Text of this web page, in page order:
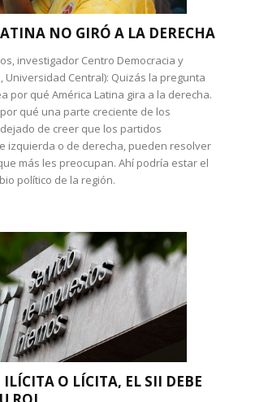
NO GIRÓ A LA DERECHA
investigador Centro Democracia y
Universidad Central): Quizás la pregunta
por qué América Latina gira a la derecha.
qué una parte creciente de los
de creer que los partidos
izquierda o de derecha, pueden resolver
más les preocupan. Ahí podría estar el
político de la región.
O LÍCITA, EL SII DEBE